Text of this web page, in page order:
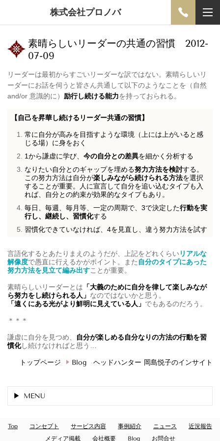
株式会社プロノバ
素晴らしいリーダーの共通の習慣 2012-
07-09
リーダーは最初からすごいリーダーな訳ではない。素晴らしいリ
ーダーにお話を伺うと皆さん共通して以下のようなことを（自然
and/or 意識的に） 励行し続ける能力を持っておられる。
【自己を昇華し続けるリーダー共通の習慣】
常に自分が高みを目指すような環境（上には上がいると感
じる場）に身をおく
1から謙虚に学び、 今の自分との差異を細かく分析する
なりたい自分とのギャップを埋める努力方法を検討する。
この努力方法は自分が楽しみながら続けられる方法を選択
することが重要。人に宣言して自分を追い込むタイプも入
れば、自分との約束が効果的なタイプもあり。
毎日、毎週、毎月等、一定の周期で、3で決定した行動を実
行し、継続し、習慣化する
習慣化できていなければ、4を見直し、違う努力方法を試す
言語化するとあたりまえのようだが、上記をどれくらい リアルな
解像度で愚直に行えるかがポイント。また 自分のタイプにあった
努力方法を見立て編み出すことが重要。
素晴らしいリーダーとは 「大義のために自分を律して楽しみなが
ら努力をし続けられる人」 なのではないかと思う。
「遠くにある光がより鮮明に見えている人」 でもあるのだろう。
＊＊＊
謙虚に自分を見つめ、
自分が楽しめる自分なりの方法の行動を習
慣化し続けなければと思う…
トップページ Blog ヘッドハンター 岡島悦子のインサイト
MENU
Top コンセプト サービス内容 事例紹介 ニュース
近況報告
メディア掲載
会社概要 Blog お問合せ